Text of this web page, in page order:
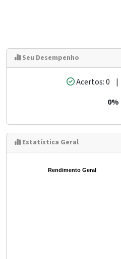
Seu Desempenho
Acertos: 0 |
0%
Estatística Geral
Rendimento Geral